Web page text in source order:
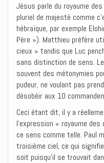
Jésus parle du royaume
pluriel de majesté comme
hébraïque, par exemple
Père »). Matthieu préfère
cieux » tandis que Luc
sans distinction de sens.
souvent des métonymies
pudeur, ne voulant pas
désobéir aux 10
Ceci étant dit, il y a
l’expression « royaume
ce sens comme telle. Paul
troisième ciel, ce qui
soit puisqu’il se trouvait